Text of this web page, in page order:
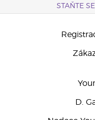
STAŇTE
D.